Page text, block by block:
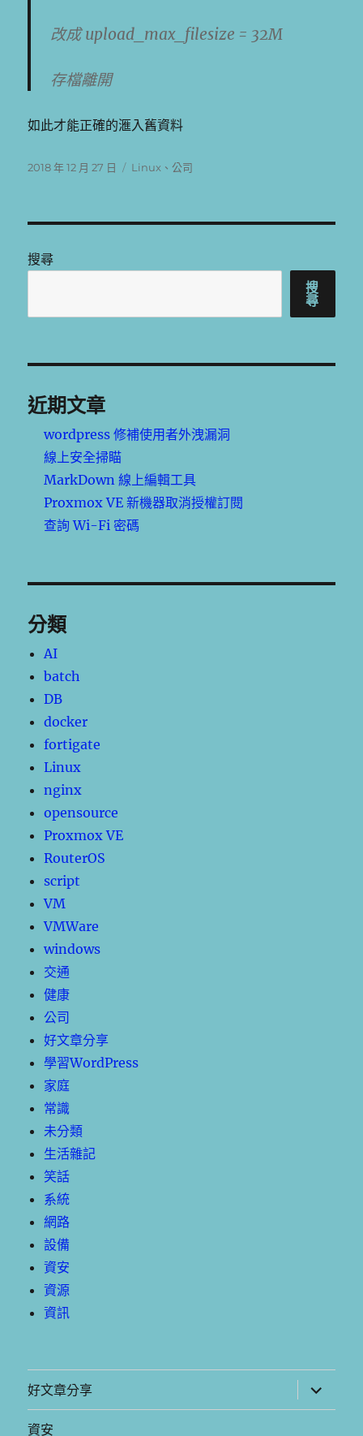
改成upload_max_filesize = 32M
存檔離開
如此才能正確的滙入舊資料
發
2018 年 12 月 27 日
分
Linux 、公司
搜尋
搜
尋
近期文章
wordpress 修補使用者外洩漏洞
線上安全掃瞄
MarkDown 線上編輯工具
Proxmox VE 新機器取消授權訂閱
查詢 Wi-Fi 密碼
分類
AI
batch
DB
docker
fortigate
Linux
nginx
opensource
Proxmox VE
RouterOS
script
VM
VMWare
windows
交通
健康
公司
好文章分享
學習WordPress
家庭
常識
未分類
生活雜記
笑話
系統
網路
設備
資安
資源
資訊
好文章分享
開
子
資安